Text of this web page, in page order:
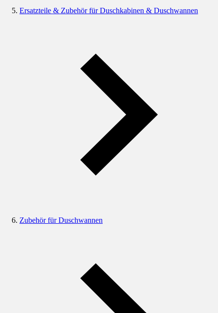
Ersatzteile & Zubehör für Duschkabinen & Duschwannen
Zubehör für Duschwannen